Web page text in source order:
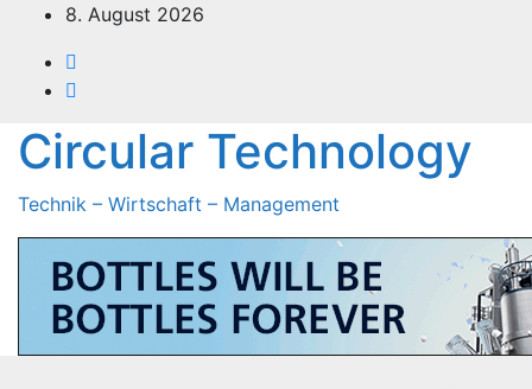
springen
8. August 2026
Circular Technology
Technik – Wirtschaft – Management